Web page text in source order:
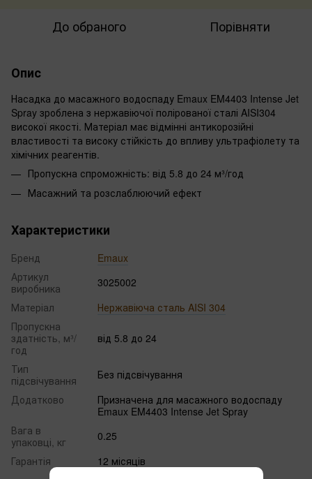
До обраного Порівняти
Опис
Насадка до масажного водоспаду Emaux EM4403 Intense Jet
Spray зроблена з нержавіючої полірованої сталі AISI304
високої якості. Матеріал має відмінні антикорозійні
властивості та високу стійкість до впливу ультрафіолету та
хімічних реагентів.
Пропускна спроможність: від 5.8 до 24 м³/год
Масажний та розслаблюючий ефект
Характеристики
Бренд
Emaux
Артикул
виробника
3025002
Матеріал
Нержавіюча сталь AISI 304
Пропускна
здатність, м³/
год
від 5.8 до 24
Тип
підсвічування
Без підсвічування
Додатково
Призначена для масажного водоспаду
Emaux EM4403 Intense Jet Spray
Вага в
упаковці, кг
0.25
Гарантія
12 місяців